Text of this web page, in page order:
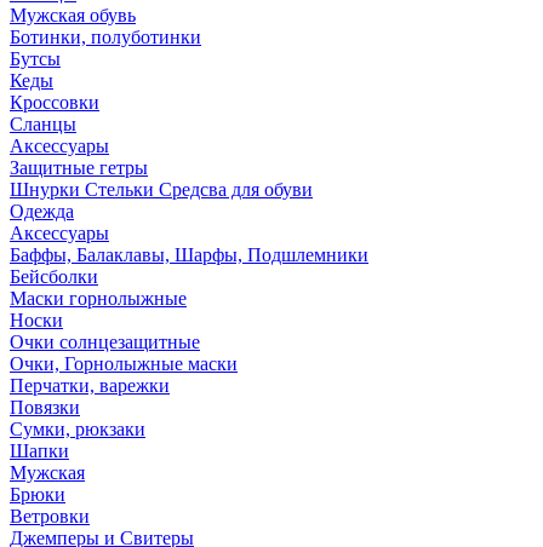
Мужская обувь
Ботинки, полуботинки
Бутсы
Кеды
Кроссовки
Сланцы
Аксессуары
Защитные гетры
Шнурки Стельки Средсва для обуви
Одежда
Аксессуары
Баффы, Балаклавы, Шарфы, Подшлемники
Бейсболки
Маски горнолыжные
Носки
Очки солнцезащитные
Очки, Горнолыжные маски
Перчатки, варежки
Повязки
Сумки, рюкзаки
Шапки
Мужская
Брюки
Ветровки
Джемперы и Свитеры